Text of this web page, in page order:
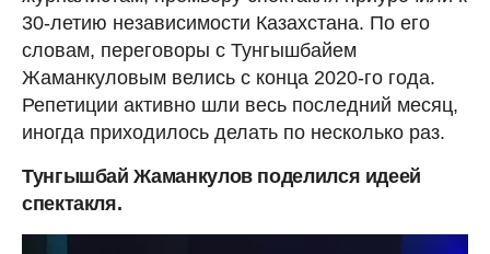
30-летию независимости Казахстана. По его
словам, переговоры с Тунгышбайем
Жаманкуловым велись с конца 2020-го года.
Репетиции активно шли весь последний месяц,
иногда приходилось делать по несколько раз.
Тунгышбай Жаманкулов поделился идеей
спектакля.